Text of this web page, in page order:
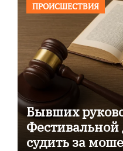
ПРОИСШЕСТВИЯ
Бывших
судить за